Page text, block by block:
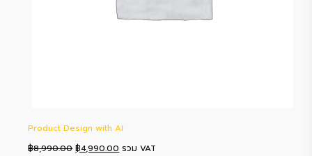
Product Design with AI
฿8,990.00 Original
฿4,990.00 Current
รวม VAT